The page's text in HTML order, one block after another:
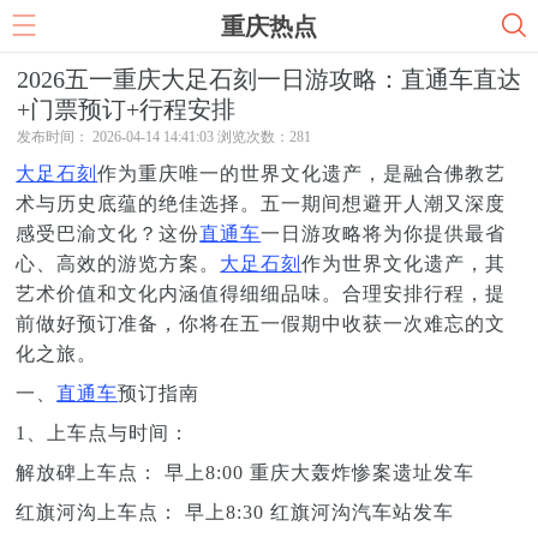
重庆热点
2026五一重庆大足石刻一日游攻略：直通车直达
+门票预订+行程安排
发布时间： 2026-04-14 14:41:03 浏览次数：281
大足石刻作为重庆唯一的世界文化遗产，是融合佛教艺
术与历史底蕴的绝佳选择。五一期间想避开人潮又深度
感受巴渝文化？这份直通车一日游攻略将为你提供最省
心、高效的游览方案。 大足石刻作为世界文化遗产，其
艺术价值和文化内涵值得细细品味。合理安排行程，提
前做好预订准备，你将在五一假期中收获一次难忘的文
化之旅。
一、直通车预订指南
1、上车点与时间：
解放碑上车点： 早上8:00 重庆大轰炸惨案遗址发车
红旗河沟上车点： 早上8:30 红旗河沟汽车站发车